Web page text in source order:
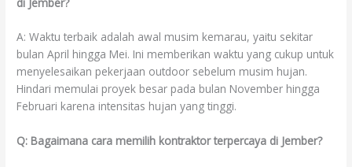
A: Waktu terbaik adalah awal musim kemarau, yaitu sekitar
bulan April hingga Mei. Ini memberikan waktu yang cukup untuk
menyelesaikan pekerjaan outdoor sebelum musim hujan.
Hindari memulai proyek besar pada bulan November hingga
Februari karena intensitas hujan yang tinggi.
Q: Bagaimana cara memilih kontraktor terpercaya di Jember?